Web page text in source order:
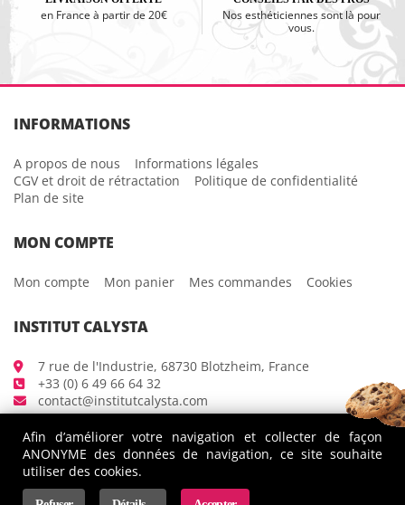
en France à partir de 20€
Nos esthéticiennes sont là pour
vous.
INFORMATIONS
A propos de nous
Informations légales
CGV et droit de rétractation
Politique de confidentialité
Plan de site
MON COMPTE
Mon compte Mon panier Mes commandes Cookies
INSTITUT CALYSTA
7 rue de l'Industrie, 68730 Blotzheim, France
+33 (0) 6 49 66 64 32
contact@institutcalysta.com
Afin d’améliorer votre navigation et collecter de façon
ANONYME des données de navigation, ce site souhaite
utiliser des cookies.